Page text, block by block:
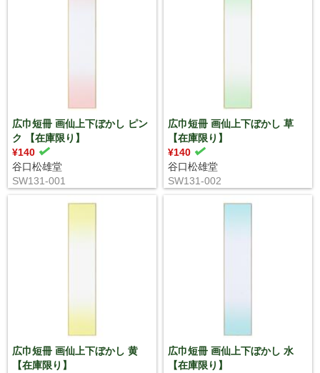
広巾短冊 画仙上下ぼかし ピン
ク 【在庫限り】
¥140
谷口松雄堂
SW131-001
広巾短冊 画仙上下ぼかし 草
【在庫限り】
¥140
谷口松雄堂
SW131-002
広巾短冊 画仙上下ぼかし 黄
【在庫限り】
広巾短冊 画仙上下ぼかし 水
【在庫限り】